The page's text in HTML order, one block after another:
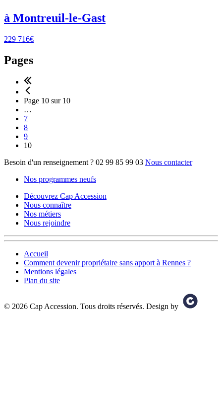
à Montreuil-le-Gast
229 716€
Pages
Page 10 sur 10
…
7
8
9
10
Besoin d'un renseignement ? 02 99 85 99 03 Nous contacter
Nos programmes neufs
Découvrez Cap Accession
Nous connaître
Nos métiers
Nous rejoindre
Accueil
Comment devenir propriétaire sans apport à Rennes ?
Mentions légales
Plan du site
© 2026 Cap Accession. Tous droits réservés. Design by